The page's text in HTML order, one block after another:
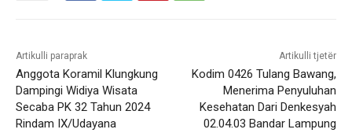
Artikulli paraprak
Anggota Koramil Klungkung
Dampingi Widiya Wisata
Secaba PK 32 Tahun 2024
Rindam IX/Udayana
Artikulli tjetër
Kodim 0426 Tulang Bawang,
Menerima Penyuluhan
Kesehatan Dari Denkesyah
02.04.03 Bandar Lampung